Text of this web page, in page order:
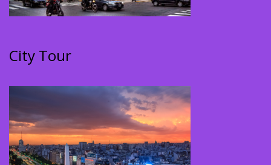
City Tour